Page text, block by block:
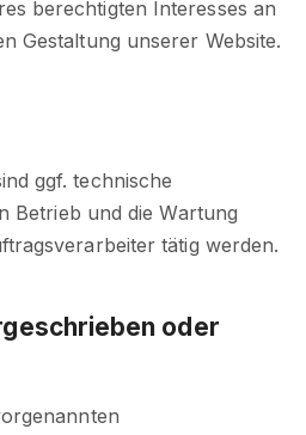
berechtigten Interesses an
Gestaltung unserer Website.
ggf. technische
Betrieb und die Wartung
tätig werden.
oder